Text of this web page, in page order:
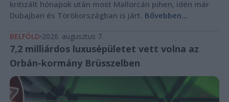
kritizált hónapok után most Mallorcán pihen, idén már
Dubajban és Törökországban is járt. Bővebben...
BELFÖLD 2026. augusztus 7.
7,2 milliárdos luxusépületet vett volna az
Orbán-kormány Brüsszelben